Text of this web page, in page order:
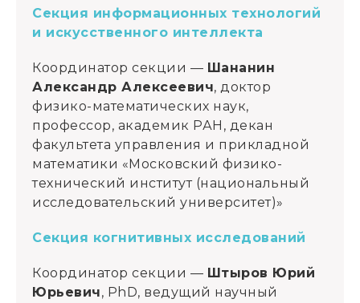
Секция информационных технологий
и искусственного интеллекта
Координатор секции — Шананин
Александр Алексеевич, доктор
физико-математических наук,
профессор, академик РАН, декан
факультета управления и прикладной
математики «Московский физико-
технический институт (национальный
исследовательский университет)»
Секция когнитивных исследований
Координатор секции — Штыров Юрий
Юрьевич, PhD, ведущий научный